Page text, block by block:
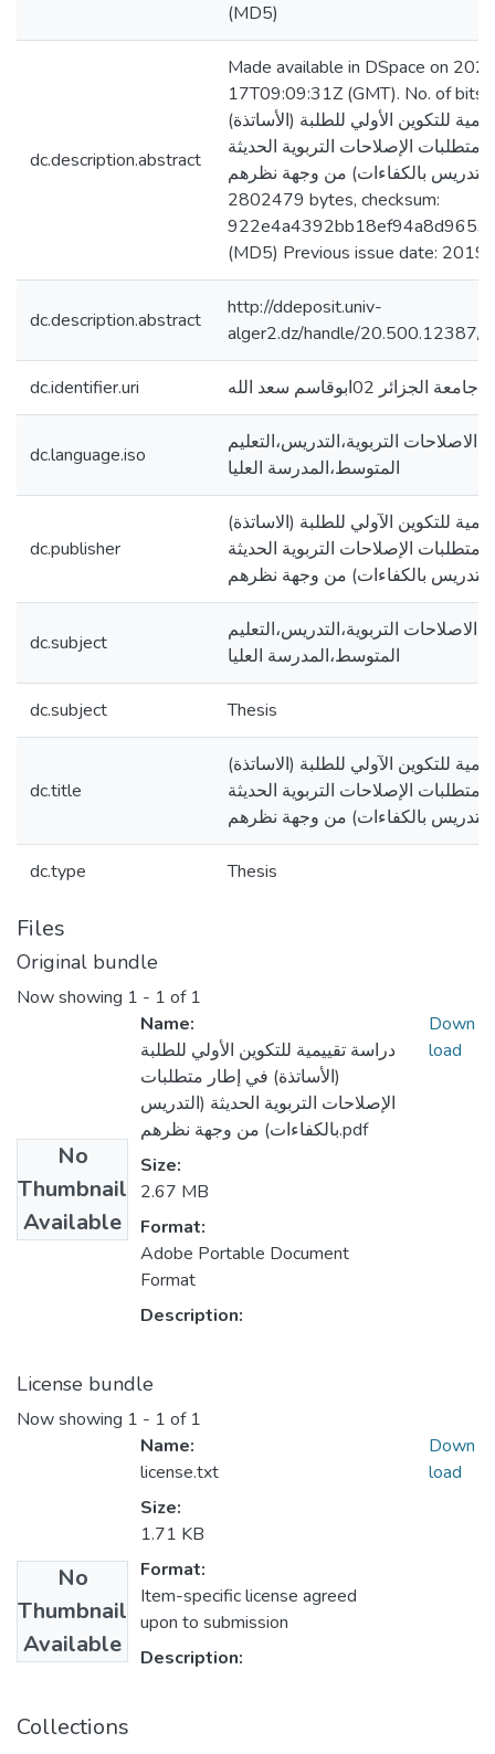
(MD5)
dc.description.abstract
Made available in DSpace on
17T09:09:31Z (GMT). No. of
للتكوين الأولي للطلبة (الأساتذة)
متطلبات الإصلاحات التربوية الحديثة
(التدريس بالكفاءات) من وجهة نظرهم.pdf:
2802479 bytes, checksum:
(MD5) Previous issue date: 2019
dc.description.abstract
http://ddeposit.univ-
alger2.dz/handle/20.500.12387/
dc.identifier.uri جامعة الجزائر 02ابوقاسم سعد الله
dc.language.iso
الاصلاحات التربوية،التدريس،التعليم
المتوسط،المدرسة العليا
dc.publisher
للتكوين الآولي للطلبة (الاساتذة)
متطلبات الإصلاحات التربوية الحديثة
dc.subject
الاصلاحات التربوية،التدريس،التعليم
المتوسط،المدرسة العليا
dc.subject Thesis
dc.title
للتكوين الآولي للطلبة (الاساتذة)
متطلبات الإصلاحات التربوية الحديثة
dc.type Thesis
Files
Original bundle
Now showing 1 - 1 of 1
No
Thumbnail
Available
Name:
دراسة تقييمية للتكوين الأولي للطلبة
(الأساتذة) في إطار متطلبات
الإصلاحات التربوية الحديثة (التدريس
بالكفاءات) من وجهة نظرهم.pdf
Size:
2.67 MB
Format:
Adobe Portable Document
Format
Description:
Down
load
License bundle
Now showing 1 - 1 of 1
No
Thumbnail
Available
Name:
license.txt
Size:
1.71 KB
Format:
Item-specific license agreed
upon to submission
Description:
Down
load
Collections